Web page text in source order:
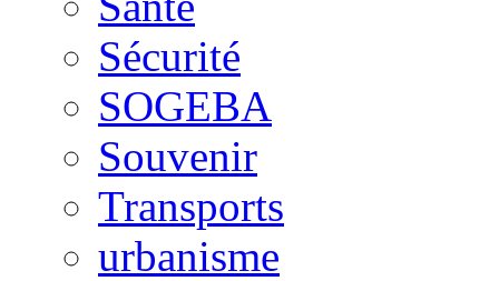
Sécurité
SOGEBA
Souvenir
Transports
urbanisme